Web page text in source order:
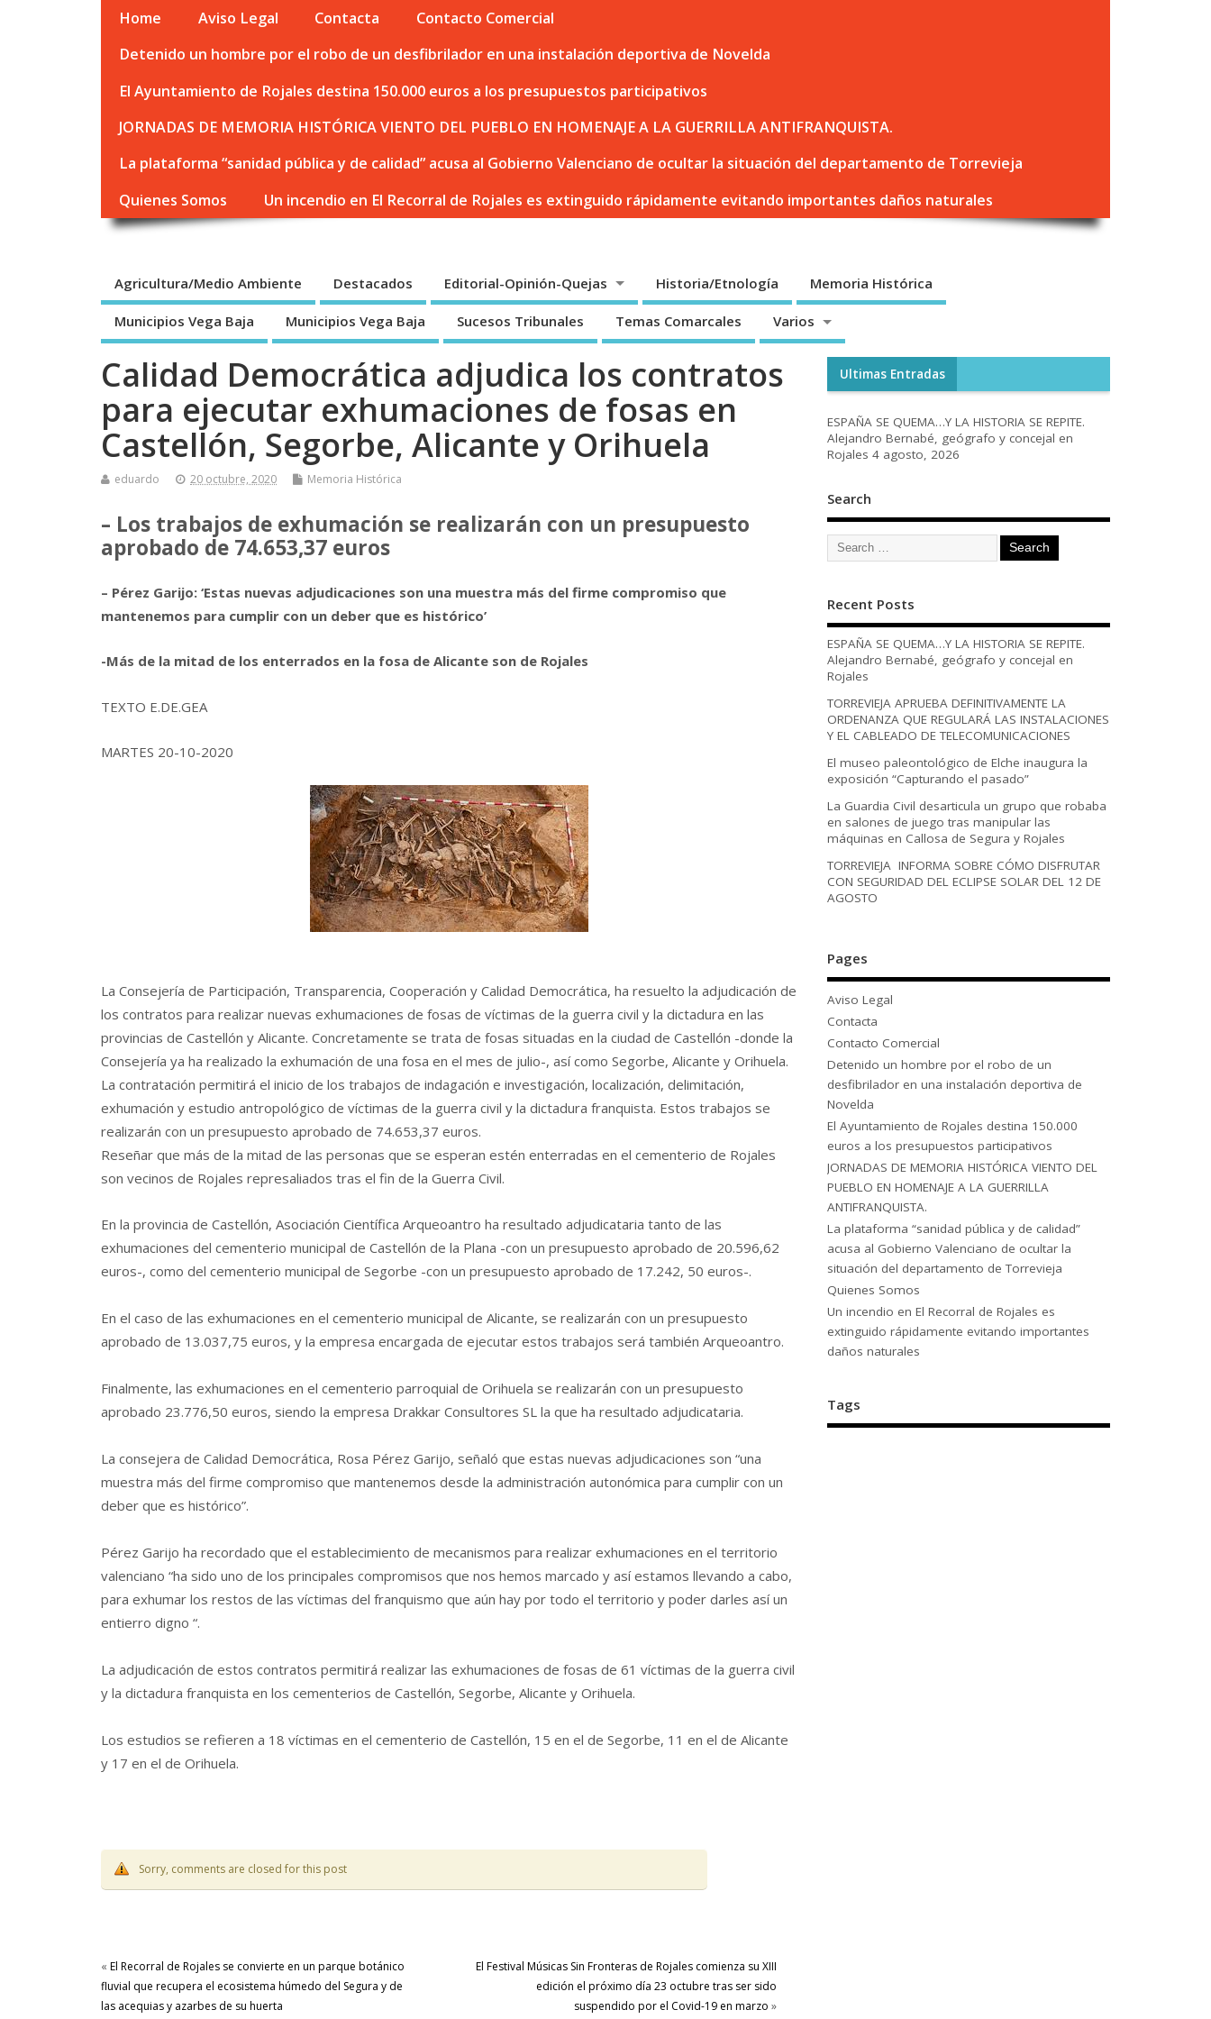
Home Aviso Legal Contacta
Contacto Comercial
Detenido un hombre por el robo de un desfibrilador en una instalación deportiva de Novelda
El Ayuntamiento de Rojales destina 150.000 euros a los presupuestos participativos
JORNADAS DE MEMORIA HISTÓRICA VIENTO DEL PUEBLO EN HOMENAJE A LA GUERRILLA ANTIFRANQUISTA.
La plataforma “sanidad pública y de calidad” acusa al Gobierno Valenciano de ocultar la situación del departamento de Torrevieja
Quienes Somos
Un incendio en El Recorral de Rojales es extinguido rápidamente evitando importantes daños naturales
Agricultura/Medio Ambiente Destacados Editorial-Opinión-Quejas Historia/Etnología Memoria Histórica
Municipios Vega Baja Municipios Vega Baja Sucesos Tribunales Temas Comarcales Varios
Calidad Democrática adjudica los contratos
para ejecutar exhumaciones de fosas en
Castellón, Segorbe, Alicante y Orihuela
eduardo 20 octubre, 2020 Memoria Histórica
– Los trabajos de exhumación se realizarán con un presupuesto
aprobado de 74.653,37 euros
– Pérez Garijo: ‘Estas nuevas adjudicaciones son una muestra más del firme compromiso que
mantenemos para cumplir con un deber que es histórico’
-Más de la mitad de los enterrados en la fosa de Alicante son de Rojales
TEXTO E.DE.GEA
MARTES 20-10-2020
La Consejería de Participación, Transparencia, Cooperación y Calidad Democrática, ha resuelto la adjudicación de
los contratos para realizar nuevas exhumaciones de fosas de víctimas de la guerra civil y la dictadura en las
provincias de Castellón y Alicante. Concretamente se trata de fosas situadas en la ciudad de Castellón -donde la
Consejería ya ha realizado la exhumación de una fosa en el mes de julio-, así como Segorbe, Alicante y Orihuela.
La contratación permitirá el inicio de los trabajos de indagación e investigación, localización, delimitación,
exhumación y estudio antropológico de víctimas de la guerra civil y la dictadura franquista. Estos trabajos se
realizarán con un presupuesto aprobado de 74.653,37 euros.
Reseñar que más de la mitad de las personas que se esperan estén enterradas en el cementerio de Rojales
son vecinos de Rojales represaliados tras el fin de la Guerra Civil.
En la provincia de Castellón, Asociación Científica Arqueoantro ha resultado adjudicataria tanto de las
exhumaciones del cementerio municipal de Castellón de la Plana -con un presupuesto aprobado de 20.596,62
euros-, como del cementerio municipal de Segorbe -con un presupuesto aprobado de 17.242, 50 euros-.
En el caso de las exhumaciones en el cementerio municipal de Alicante, se realizarán con un presupuesto
aprobado de 13.037,75 euros, y la empresa encargada de ejecutar estos trabajos será también Arqueoantro.
Finalmente, las exhumaciones en el cementerio parroquial de Orihuela se realizarán con un presupuesto
aprobado 23.776,50 euros, siendo la empresa Drakkar Consultores SL la que ha resultado adjudicataria.
La consejera de Calidad Democrática, Rosa Pérez Garijo, señaló que estas nuevas adjudicaciones son “una
muestra más del firme compromiso que mantenemos desde la administración autonómica para cumplir con un
deber que es histórico”.
Pérez Garijo ha recordado que el establecimiento de mecanismos para realizar exhumaciones en el territorio
valenciano “ha sido uno de los principales compromisos que nos hemos marcado y así estamos llevando a cabo,
para exhumar los restos de las víctimas del franquismo que aún hay por todo el territorio y poder darles así un
entierro digno “.
La adjudicación de estos contratos permitirá realizar las exhumaciones de fosas de 61 víctimas de la guerra civil
y la dictadura franquista en los cementerios de Castellón, Segorbe, Alicante y Orihuela.
Los estudios se refieren a 18 víctimas en el cementerio de Castellón, 15 en el de Segorbe, 11 en el de Alicante
y 17 en el de Orihuela.
Sorry, comments are closed for this post
« El Recorral de Rojales se convierte en un parque botánico
fluvial que recupera el ecosistema húmedo del Segura y de
las acequias y azarbes de su huerta
El Festival Músicas Sin Fronteras de Rojales comienza su XIII
edición el próximo día 23 octubre tras ser sido
suspendido por el Covid-19 en marzo »
Ultimas Entradas
ESPAÑA SE QUEMA…Y LA HISTORIA SE REPITE.
Alejandro Bernabé, geógrafo y concejal en
Rojales 4 agosto, 2026
Search
Recent Posts
ESPAÑA SE QUEMA…Y LA HISTORIA SE REPITE.
Alejandro Bernabé, geógrafo y concejal en
Rojales
TORREVIEJA APRUEBA DEFINITIVAMENTE LA
ORDENANZA QUE REGULARÁ LAS INSTALACIONES
Y EL CABLEADO DE TELECOMUNICACIONES
El museo paleontológico de Elche inaugura la
exposición “Capturando el pasado”
La Guardia Civil desarticula un grupo que robaba
en salones de juego tras manipular las
máquinas en Callosa de Segura y Rojales
TORREVIEJA INFORMA SOBRE CÓMO DISFRUTAR
CON SEGURIDAD DEL ECLIPSE SOLAR DEL 12 DE
AGOSTO
Pages
Aviso Legal
Contacta
Contacto Comercial
Detenido un hombre por el robo de un
desfibrilador en una instalación deportiva de
Novelda
El Ayuntamiento de Rojales destina 150.000
euros a los presupuestos participativos
JORNADAS DE MEMORIA HISTÓRICA VIENTO DEL
PUEBLO EN HOMENAJE A LA GUERRILLA
ANTIFRANQUISTA.
La plataforma “sanidad pública y de calidad”
acusa al Gobierno Valenciano de ocultar la
situación del departamento de Torrevieja
Quienes Somos
Un incendio en El Recorral de Rojales es
extinguido rápidamente evitando importantes
daños naturales
Tags